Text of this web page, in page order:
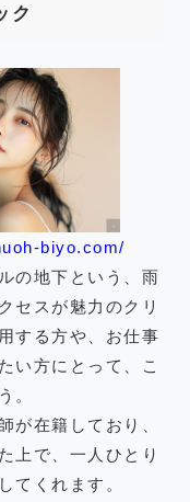
ク
biyo.com/
の地下という、雨
セスが魅力のクリ
する方や、お仕事
い方にとって、こ
。
が在籍しており、
上で、一人ひとり
てくれます。